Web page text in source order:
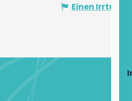
Einen Irrtum